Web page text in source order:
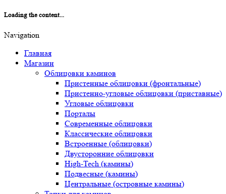
Loading the content...
Navigation
Главная
Магазин
Облицовки каминов
Пристенные облицовки (фронтальные)
Пристенно-угловые облицовки (приставные)
Угловые облицовки
Порталы
Современные облицовки
Классические облицовки
Встроенные (облицовки)
Двусторонние облицовки
High-Tech (камины)
Подвесные (камины)
Центральные (островные камины)